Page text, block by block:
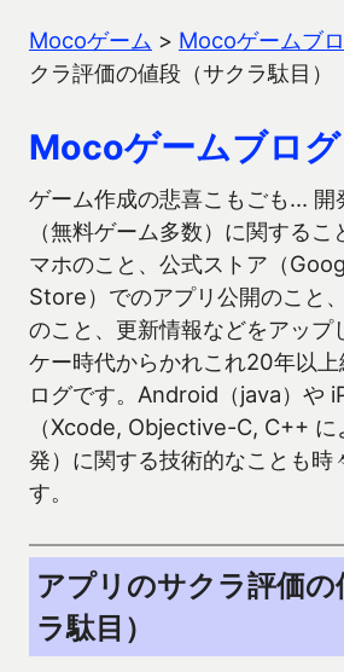
Mocoゲーム > Mocoゲームブ
クラ評価の値段（サクラ駄目）
Mocoゲームブログ
ゲーム作成の悲喜こもごも… 開
（無料ゲーム多数）に関するこ
マホのこと、公式ストア（
Store）でのアプリ公開のこと
のこと、更新情報などをアップ
ケー時代からかれこれ20年以
ログです。Android（java）や
（Xcode, Objective-C, C++ に
発）に関する技術的なことも時
す。
アプリのサクラ評価の
ラ駄目）